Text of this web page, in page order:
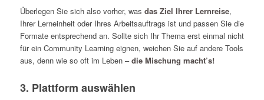
Überlegen Sie sich also vorher, was das Ziel Ihrer Lernreise,
Ihrer Lerneinheit oder Ihres Arbeitsauftrags ist und passen Sie die
Formate entsprechend an. Sollte sich Ihr Thema erst einmal nicht
für ein Community Learning eignen, weichen Sie auf andere Tools
aus, denn wie so oft im Leben –die Mischung macht’s!
3. Plattform auswählen